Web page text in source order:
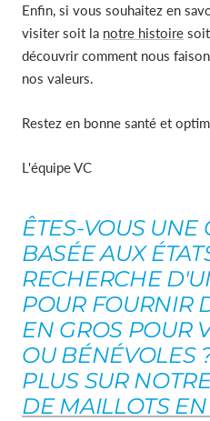
Enfin, si vous souhaitez en
visiter soit la notre histoire
découvrir comment nous
nos valeurs.
Restez en bonne santé et
L'équipe VC
ÊTES-VOUS UNE
BASÉE AUX
RECHERCHE
POUR FOURNIR
EN GROS POUR
OU BÉNÉVOLES
PLUS SUR
DE MAILLOTS